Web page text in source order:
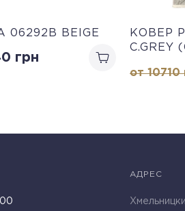
06292B BEIGE
грн
КОВЕР
C.GREY
от 10710
АДРЕС